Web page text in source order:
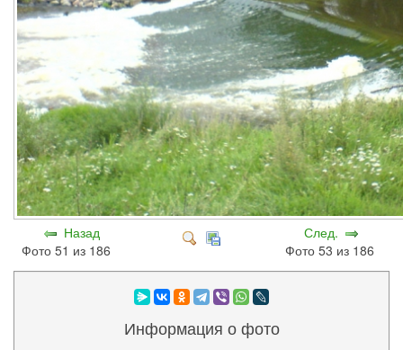
Назад
Фото 51 из 186
След.
Фото 53 из 186
Информация о фото